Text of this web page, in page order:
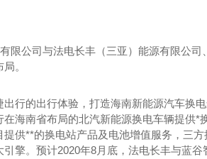
限公司与法电长丰（三亚）能源有限公司
。
行的出行体验，打造海南新能源汽车换
海南省布局的北汽新能源换电车辆提供*
供**的换电站产品及电池增值服务，三
擎。预计2020年8月底，法电长丰与蓝